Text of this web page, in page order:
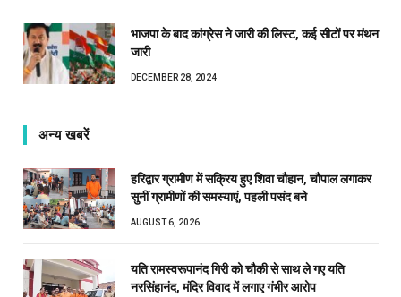
भाजपा के बाद कांग्रेस ने जारी की लिस्ट, कई सीटों पर मंथन
जारी
DECEMBER 28, 2024
अन्य खबरें
हरिद्वार ग्रामीण में सक्रिय हुए शिवा चौहान, चौपाल लगाकर
सुनीं ग्रामीणों की समस्याएं, पहली पसंद बने
AUGUST 6, 2026
यति रामस्वरूपानंद गिरी को चौकी से साथ ले गए यति
नरसिंहानंद, मंदिर विवाद में लगाए गंभीर आरोप